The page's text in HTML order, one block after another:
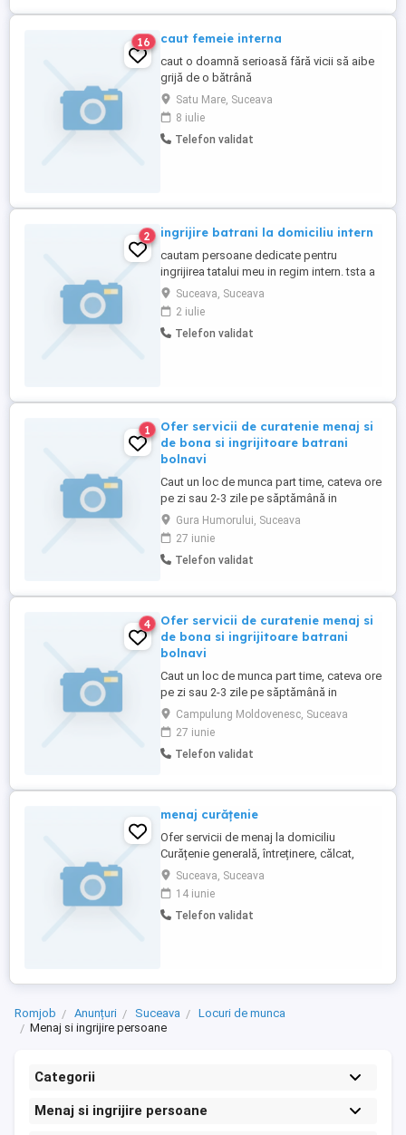
16 caut femeie interna
caut o doamnă serioasă fără vicii să aibe
grijă de o bătrână
Satu Mare, Suceava
8 iulie
Telefon validat
2 ingrijire batrani la domiciliu intern
cautam persoane dedicate pentru
ingrijirea tatalui meu in regim intern. tsta a
suferit un avc acum 5 ani, are 85 de ani,
semimobil. sintem in suceava oras locuim
la casa, in oras astept mesaje pt a discuta
detaliile in privat
Suceava, Suceava
2 iulie
Telefon validat
1
Ofer servicii de curatenie menaj si
de bona si ingrijitoare batrani
bolnavi
Caut un loc de munca part time, cateva ore
pe zi sau 2-3 zile pe săptămână in
domeniul curateniei sau in avea grija de
copii sau batrani bolnavi.
Gura Humorului, Suceava
27 iunie
Telefon validat
4
Ofer servicii de curatenie menaj si
de bona si ingrijitoare batrani
bolnavi
Caut un loc de munca part time, cateva ore
pe zi sau 2-3 zile pe săptămână in
domeniul curateniei sau in avea grija de
copii sau batrani bolnavi.
Campulung Moldovenesc, Suceava
27 iunie
Telefon validat
menaj curățenie
Ofer servicii de menaj la domiciliu
Curățenie generală, întreținere, călcat,
curățenie după renovare. Sunt serioasă,
punctuală și atentă la detalii.
Suceava, Suceava
14 iunie
Telefon validat
Romjob Anunțuri Suceava
Locuri de munca
Menaj si ingrijire persoane
Categorii
Menaj si ingrijire persoane